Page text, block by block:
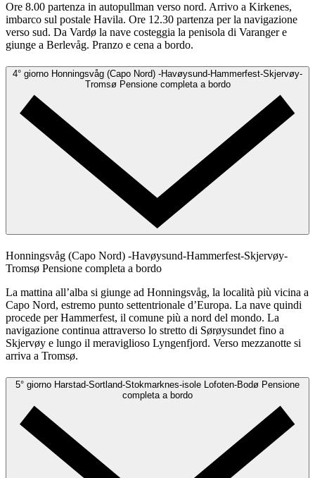
Ore 8.00 partenza in autopullman verso nord. Arrivo a Kirkenes,
imbarco sul postale Havila. Ore 12.30 partenza per la navigazione
verso sud. Da Vardø la nave costeggia la penisola di Varanger e
giunge a Berlevåg. Pranzo e cena a bordo.
4° giorno Honningsvåg (Capo Nord) -Havøysund-Hammerfest-Skjervøy-
Tromsø Pensione completa a bordo
Honningsvåg (Capo Nord) -Havøysund-Hammerfest-Skjervøy-
Tromsø Pensione completa a bordo
La mattina all’alba si giunge ad Honningsvåg, la località più vicina a
Capo Nord, estremo punto settentrionale d’Europa. La nave quindi
procede per Hammerfest, il comune più a nord del mondo. La
navigazione continua attraverso lo stretto di Sørøysundet fino a
Skjervøy e lungo il meraviglioso Lyngenfjord. Verso mezzanotte si
arriva a Tromsø.
5° giorno Harstad-Sortland-Stokmarknes-isole Lofoten-Bodø Pensione
completa a bordo